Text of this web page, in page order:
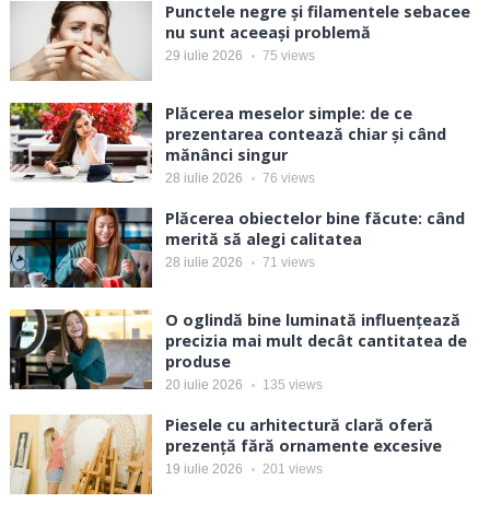
Punctele negre și filamentele sebacee
nu sunt aceeași problemă
29 iulie 2026 75 views
Plăcerea meselor simple: de ce
prezentarea contează chiar și când
mănânci singur
28 iulie 2026 76 views
Plăcerea obiectelor bine făcute: când
merită să alegi calitatea
28 iulie 2026 71 views
O oglindă bine luminată influențează
precizia mai mult decât cantitatea de
produse
20 iulie 2026 135 views
Piesele cu arhitectură clară oferă
prezență fără ornamente excesive
19 iulie 2026 201 views